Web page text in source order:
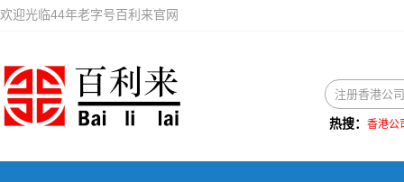
欢迎光临44年老字号百利来官网
热搜： 香港公